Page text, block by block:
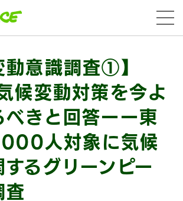
menu
動意識調査①】
候変動対策を今よ
べきと回答ーー東
人対象に気候
るグリーンピー
査